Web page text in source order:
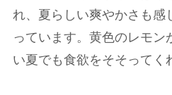
れ、夏らしい爽やかさも感
っています。黄色のレモン
い夏でも食欲をそそってく